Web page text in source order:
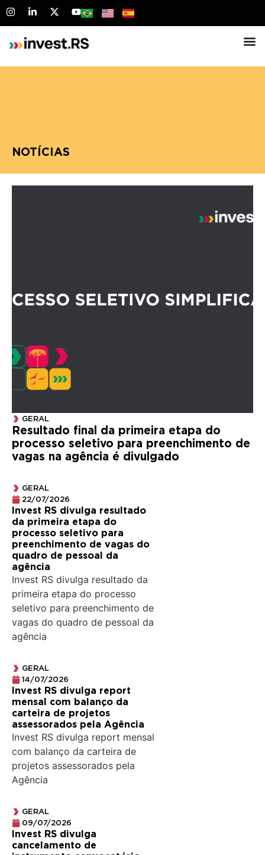
NOTÍCIAS
GERAL
Resultado final da primeira etapa do
processo seletivo para preenchimento de
vagas na agência é divulgado
GERAL
22/07/2026
Invest RS divulga resultado
da primeira etapa do
processo seletivo para
preenchimento de vagas do
quadro de pessoal da
agência
Invest RS divulga resultado da
primeira etapa do processo
seletivo para preenchimento de
vagas do quadro de pessoal da
agência
GERAL
14/07/2026
Invest RS divulga report
mensal com balanço da
carteira de projetos
assessorados pela Agência
Invest RS divulga report mensal
com balanço da carteira de
projetos assessorados pela
Agência
GERAL
09/07/2026
Invest RS divulga
cancelamento de